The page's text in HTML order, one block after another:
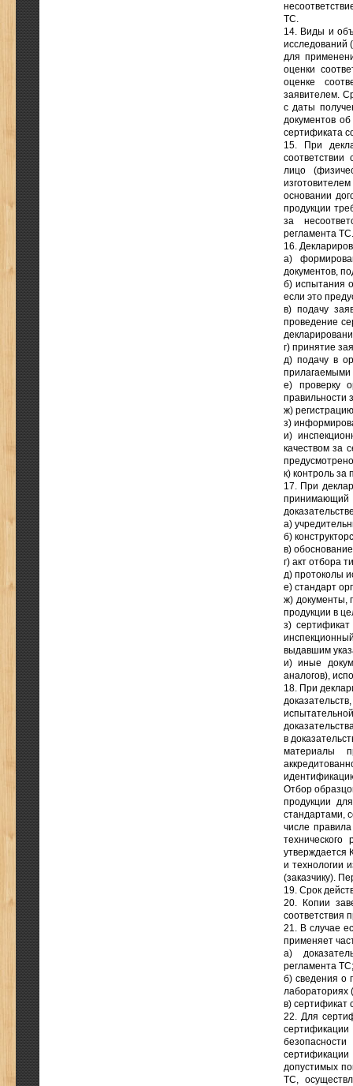
ТС.
14. Виды и
исследований
для
оценки
оценке
заявителем.
с даты
документов
сертификата
15. При
соответствии
лицо
основании
продукции
за
регламента ТС.
16.
а)
документов,
б) испытания
если это
в) подачу
проведение
г) принятие
д) подачу в
прилагаемыми
е) проверку
правильности
ж)
з)
и)
качеством за
к) контроль за
17. При
а)
б)
в)
г) акт отбора
д) протоколы
е) стандарт
ж) документы,
продукции в
з)
выдавшим
и) иные
аналогов),
18. При
в
материалы
Отбор
продукции
стандартами,
числе
утверждается
и технологии
(заказчику).
19. Срок
20. Копии
соответствия
21. В случае
применяет
а)
регламента ТС;
б) сведения о
лабораториях
в) сертификат
22. Для
допустимых
ТС,